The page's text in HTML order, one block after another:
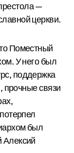
—
церкви.
Поместный
У него был
поддержка
прочные связи
был
Алексий